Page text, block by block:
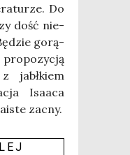
Do
dość nie­
gorą­
pro­po­zy­cją
jabł­kiem
Isa­aca
zacny.